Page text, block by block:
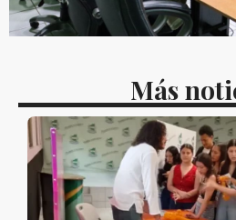
Más